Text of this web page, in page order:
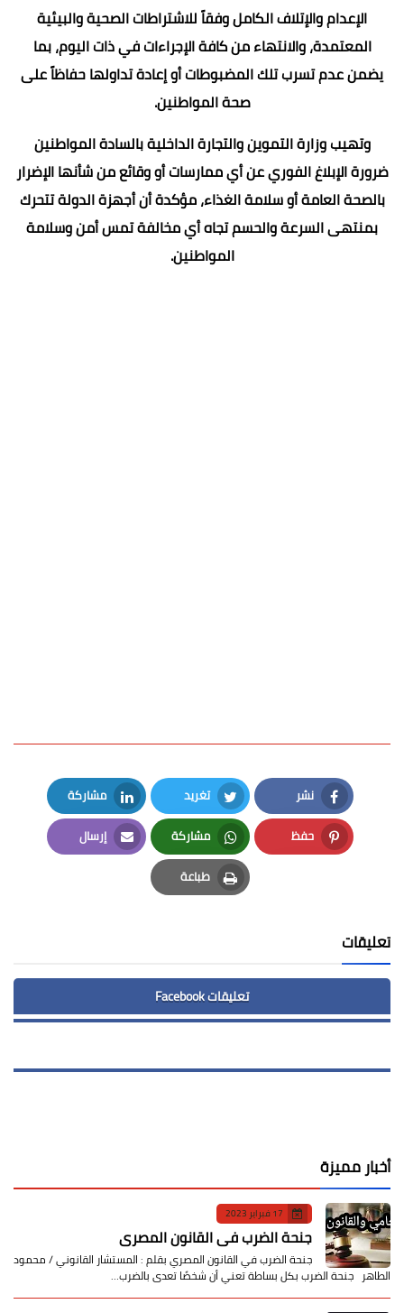
الإعدام والإتلاف الكامل وفقاً للاشتراطات الصحية والبيئية
المعتمدة، والانتهاء من كافة الإجراءات في ذات اليوم، بما
يضمن عدم تسرب تلك المضبوطات أو إعادة تداولها حفاظاً على
صحة المواطنين.
وتهيب وزارة التموين والتجارة الداخلية بالسادة المواطنين
ضرورة الإبلاغ الفوري عن أي ممارسات أو وقائع من شأنها الإضرار
بالصحة العامة أو سلامة الغذاء، مؤكدة أن أجهزة الدولة تتحرك
بمنتهى السرعة والحسم تجاه أي مخالفة تمس أمن وسلامة
المواطنين.
نشر
Facebook
تغريد
Twitter
مشاركة
LinkedIn
حفظ
Pinterest
مشاركة
Whatsapp
إرسال
Email
طباعة
Print
تعليقات
تعليقات Facebook
أخبار مميزة
17 فبراير 2023
جنحة الضرب في القانون المصري
جنحة الضرب في القانون المصري بقلم : المستشار القانوني / محمود
الطاهر جنحة الضرب بكل بساطة تعني أن شخصًا تعدى بالضرب…